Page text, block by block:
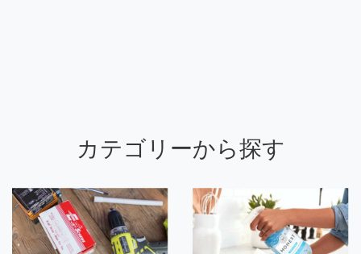
カテゴリーから探す